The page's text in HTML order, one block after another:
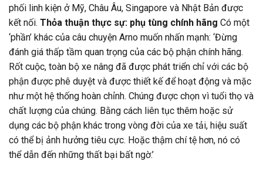
phối linh kiện ở Mỹ, Châu Âu, Singapore và Nhật Bản được
kết nối. Thỏa thuận thực sự: phụ tùng chính hãng Có một
‘phần’ khác của câu chuyện Arno muốn nhấn mạnh: ‘Đừng
đánh giá thấp tầm quan trọng của các bộ phận chính hãng.
Rốt cuộc, toàn bộ xe nâng đã được phát triển chỉ với các bộ
phận được phê duyệt và được thiết kế để hoạt động và mặc
như một hệ thống hoàn chỉnh. Chúng được chọn vì tuổi thọ và
chất lượng của chúng. Bằng cách liên tục thêm hoặc sử
dụng các bộ phận khác trong vòng đời của xe tải, hiệu suất
có thể bị ảnh hưởng tiêu cực. Hoặc thậm chí tệ hơn, nó có
thể dẫn đến những thất bại bất ngờ.’